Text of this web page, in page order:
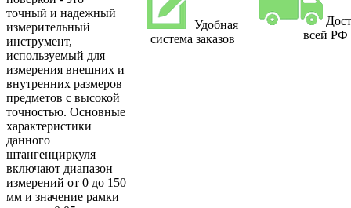
точный и надежный
измерительный
инструмент,
используемый для
измерения внешних и
внутренних размеров
предметов с высокой
точностью. Основные
характеристики
данного
штангенциркуля
включают диапазон
измерений от 0 до 150
мм и значение рамки
Удобная
система заказов
всей РФ